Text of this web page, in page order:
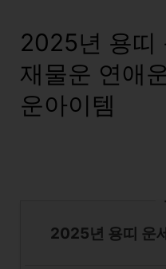
2025년 용띠
재물운 연애
운아이템
2025년 용띠 운